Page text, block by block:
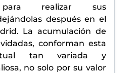
para realizar sus
después en el
La acumulación de
conforman esta
tan variada y
no solo por su valor